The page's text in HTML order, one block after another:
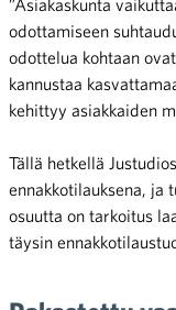
”Asiakaskunta
odottamiseen
odottelua kohtaan
kannustaa
kehittyy asiakkaiden
Tällä hetkellä
ennakkotilauksena, ja
osuutta on tarkoitus
täysin